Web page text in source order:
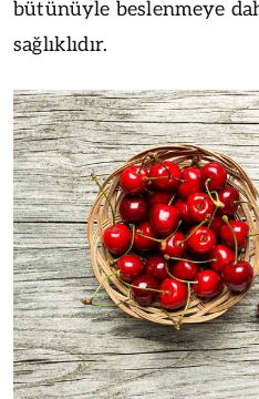
bütünüyle beslenmeye
sağlıklıdır.